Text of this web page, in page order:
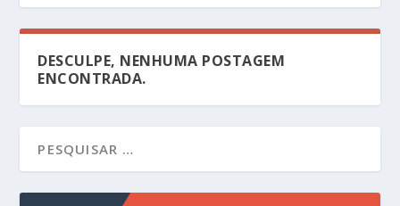
DESCULPE, NENHUMA POSTAGEM
ENCONTRADA.